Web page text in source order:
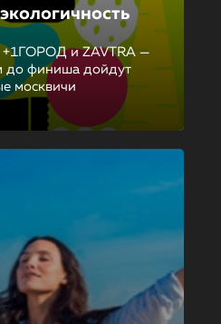
+1ГОРОД и ZAVTRA —
до финиша дойдут
москвичи